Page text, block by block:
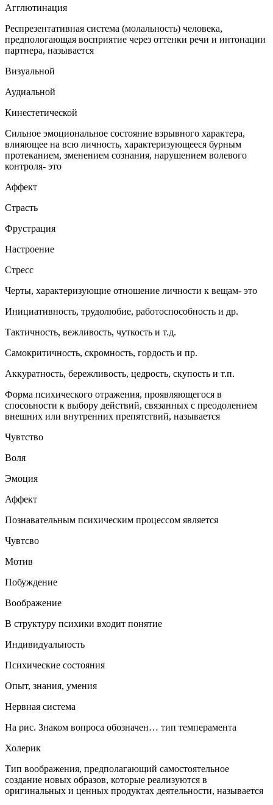
Агглютинация
Респрезентативная система (молальность) человека,
предпологающая восприятие через оттенки речи и интонации
партнера, называется
Визуальной
Аудиальной
Кинестетической
Сильное эмоциональное состояние взрывного характера,
влияющее на всю личность, характеризующееся бурным
протеканием, зменением сознания, нарушением волевого
контроля- это
Аффект
Страсть
Фрустрация
Настроение
Стресс
Черты, характеризующие отношение личности к вещам- это
Инициативность, трудолюбие, работоспособность и др.
Тактичность, вежливость, чуткость и т.д.
Самокритичность, скромность, гордость и пр.
Аккуратность, бережливость, цедрость, скупость и т.п.
Форма психического отражения, проявляющегося в
спосоьности к выбору действий, связанных с преодолением
внешних или внутренних препятствий, называется
Чувтство
Воля
Эмоция
Аффект
Познавательным психическим процессом является
Чувтсво
Мотив
Побуждение
Воображение
В структуру психики входит понятие
Индивидуальность
Психические состояния
Опыт, знания, умения
Нервная система
На рис. Знаком вопроса обозначен… тип темперамента
Холерик
Тип воображения, предполагающий самостоятельное
создание новых образов, которые реализуются в
оригинальных и ценных продуктах деятельности, называется